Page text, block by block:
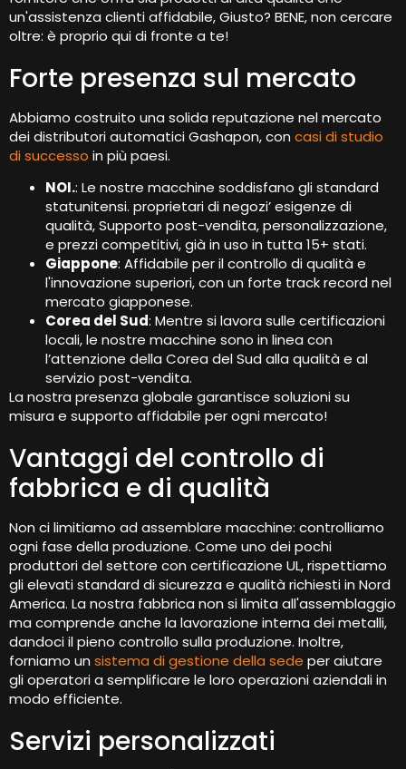
un'assistenza clienti affidabile, Giusto? BENE, non cercare
oltre: è proprio qui di fronte a te!
Forte presenza sul mercato
Abbiamo costruito una solida reputazione nel mercato
dei distributori automatici Gashapon, con casi di studio
di successo in più paesi.
NOI.: Le nostre macchine soddisfano gli standard
statunitensi. proprietari di negozi’ esigenze di
qualità, Supporto post-vendita, personalizzazione,
e prezzi competitivi, già in uso in tutta 15+ stati.
Giappone: Affidabile per il controllo di qualità e
l'innovazione superiori, con un forte track record nel
mercato giapponese.
Corea del Sud: Mentre si lavora sulle certificazioni
locali, le nostre macchine sono in linea con
l’attenzione della Corea del Sud alla qualità e al
servizio post-vendita.
La nostra presenza globale garantisce soluzioni su
misura e supporto affidabile per ogni mercato!
Vantaggi del controllo di
fabbrica e di qualità
Non ci limitiamo ad assemblare macchine: controlliamo
ogni fase della produzione. Come uno dei pochi
produttori del settore con certificazione UL, rispettiamo
gli elevati standard di sicurezza e qualità richiesti in Nord
America. La nostra fabbrica non si limita all'assemblaggio
ma comprende anche la lavorazione interna dei metalli,
dandoci il pieno controllo sulla produzione. Inoltre,
forniamo un sistema di gestione della sede per aiutare
gli operatori a semplificare le loro operazioni aziendali in
modo efficiente.
Servizi personalizzati